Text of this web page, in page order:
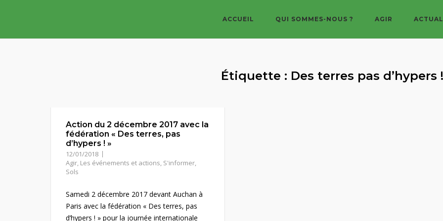
ACCUEIL QUI SOMMES-NOUS ? AGIR
Étiquette : Des terres pas d’hypers !
Action du 2 décembre 2017 avec la
fédération « Des terres, pas
d’hypers ! »
12/01/2018
Agir, Les événements et actions, S'informer,
Sols
Samedi 2 décembre 2017 devant Auchan à
Paris avec la fédération « Des terres, pas
d’hypers ! » pour la journée internationale